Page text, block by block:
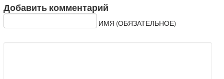
Добавить комментарий
ИМЯ (ОБЯЗАТЕЛЬНОЕ)